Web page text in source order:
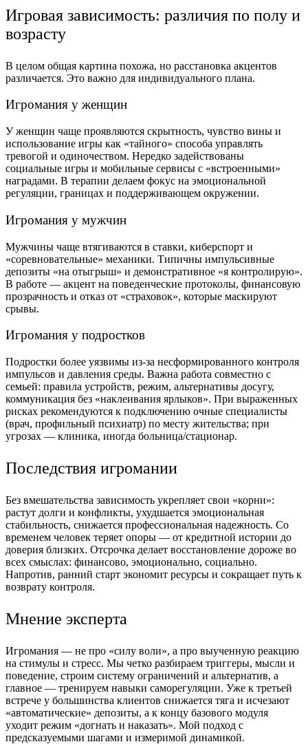
Игровая зависимость: различия по полу и
возрасту
В целом общая картина похожа, но расстановка акцентов
различается. Это важно для индивидуального плана.
Игромания у женщин
У женщин чаще проявляются скрытность, чувство вины и
использование игры как «тайного» способа управлять
тревогой и одиночеством. Нередко задействованы
социальные игры и мобильные сервисы с «встроенными»
наградами. В терапии делаем фокус на эмоциональной
регуляции, границах и поддерживающем окружении.
Игромания у мужчин
Мужчины чаще втягиваются в ставки, киберспорт и
«соревновательные» механики. Типичны импульсивные
депозиты «на отыгрыш» и демонстративное «я контролирую».
В работе — акцент на поведенческие протоколы, финансовую
прозрачность и отказ от «страховок», которые маскируют
срывы.
Игромания у подростков
Подростки более уязвимы из-за несформированного контроля
импульсов и давления среды. Важна работа совместно с
семьей: правила устройств, режим, альтернативы досугу,
коммуникация без «наклеивания ярлыков». При выраженных
рисках рекомендуются к подключению очные специалисты
(врач, профильный психиатр) по месту жительства; при
угрозах — клиника, иногда больница/стационар.
Последствия игромании
Без вмешательства зависимость укрепляет свои «корни»:
растут долги и конфликты, ухудшается эмоциональная
стабильность, снижается профессиональная надежность. Со
временем человек теряет опоры — от кредитной истории до
доверия близких. Отсрочка делает восстановление дороже во
всех смыслах: финансово, эмоционально, социально.
Напротив, ранний старт экономит ресурсы и сокращает путь к
возврату контроля.
Мнение эксперта
Игромания — не про «силу воли», а про выученную реакцию
на стимулы и стресс. Мы четко разбираем триггеры, мысли и
поведение, строим систему ограничений и альтернатив, а
главное — тренируем навыки саморегуляции. Уже к третьей
встрече у большинства клиентов снижается тяга и исчезают
«автоматические» депозиты, а к концу базового модуля
уходит режим «догнать и наказать». Мой подход с
предсказуемыми шагами и измеримой динамикой.